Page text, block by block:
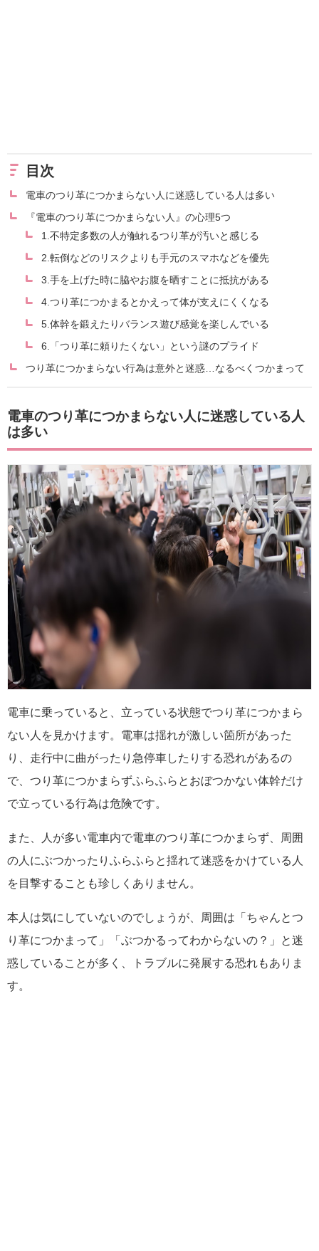
目次
電車のつり革につかまらない人に迷惑している人は多い
『電車のつり革につかまらない人』の心理5つ
1.不特定多数の人が触れるつり革が汚いと感じる
2.転倒などのリスクよりも手元のスマホなどを優先
3.手を上げた時に脇やお腹を晒すことに抵抗がある
4.つり革につかまるとかえって体が支えにくくなる
5.体幹を鍛えたりバランス遊び感覚を楽しんでいる
6.「つり革に頼りたくない」という謎のプライド
つり革につかまらない行為は意外と迷惑…なるべくつかまって
電車のつり革につかまらない人に迷惑している人
は多い
電車に乗っていると、立っている状態でつり革につかまら
ない人を見かけます。電車は揺れが激しい箇所があった
り、走行中に曲がったり急停車したりする恐れがあるの
で、つり革につかまらずふらふらとおぼつかない体幹だけ
で立っている行為は危険です。
また、人が多い電車内で電車のつり革につかまらず、周囲
の人にぶつかったりふらふらと揺れて迷惑をかけている人
を目撃することも珍しくありません。
本人は気にしていないのでしょうが、周囲は「ちゃんとつ
り革につかまって」「ぶつかるってわからないの？」と迷
惑していることが多く、トラブルに発展する恐れもありま
す。